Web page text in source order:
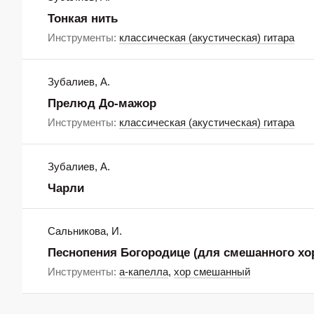
Тонкая нить
Инструменты: классическая (акустическая) гитара
Зубалиев, А.
Прелюд До-мажор
Инструменты: классическая (акустическая) гитара
Зубалиев, А.
Чарли
Сальникова, И.
Песнопения Богородице (для смешанного
Инструменты: а-капелла, хор смешанный